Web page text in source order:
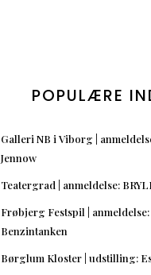
POPULÆRE
Galleri NB i Viborg |
Jennow
Teatergrad | anmeldelse:
Frøbjerg Festspil |
Benzintanken
Børglum Kloster | udstilling: